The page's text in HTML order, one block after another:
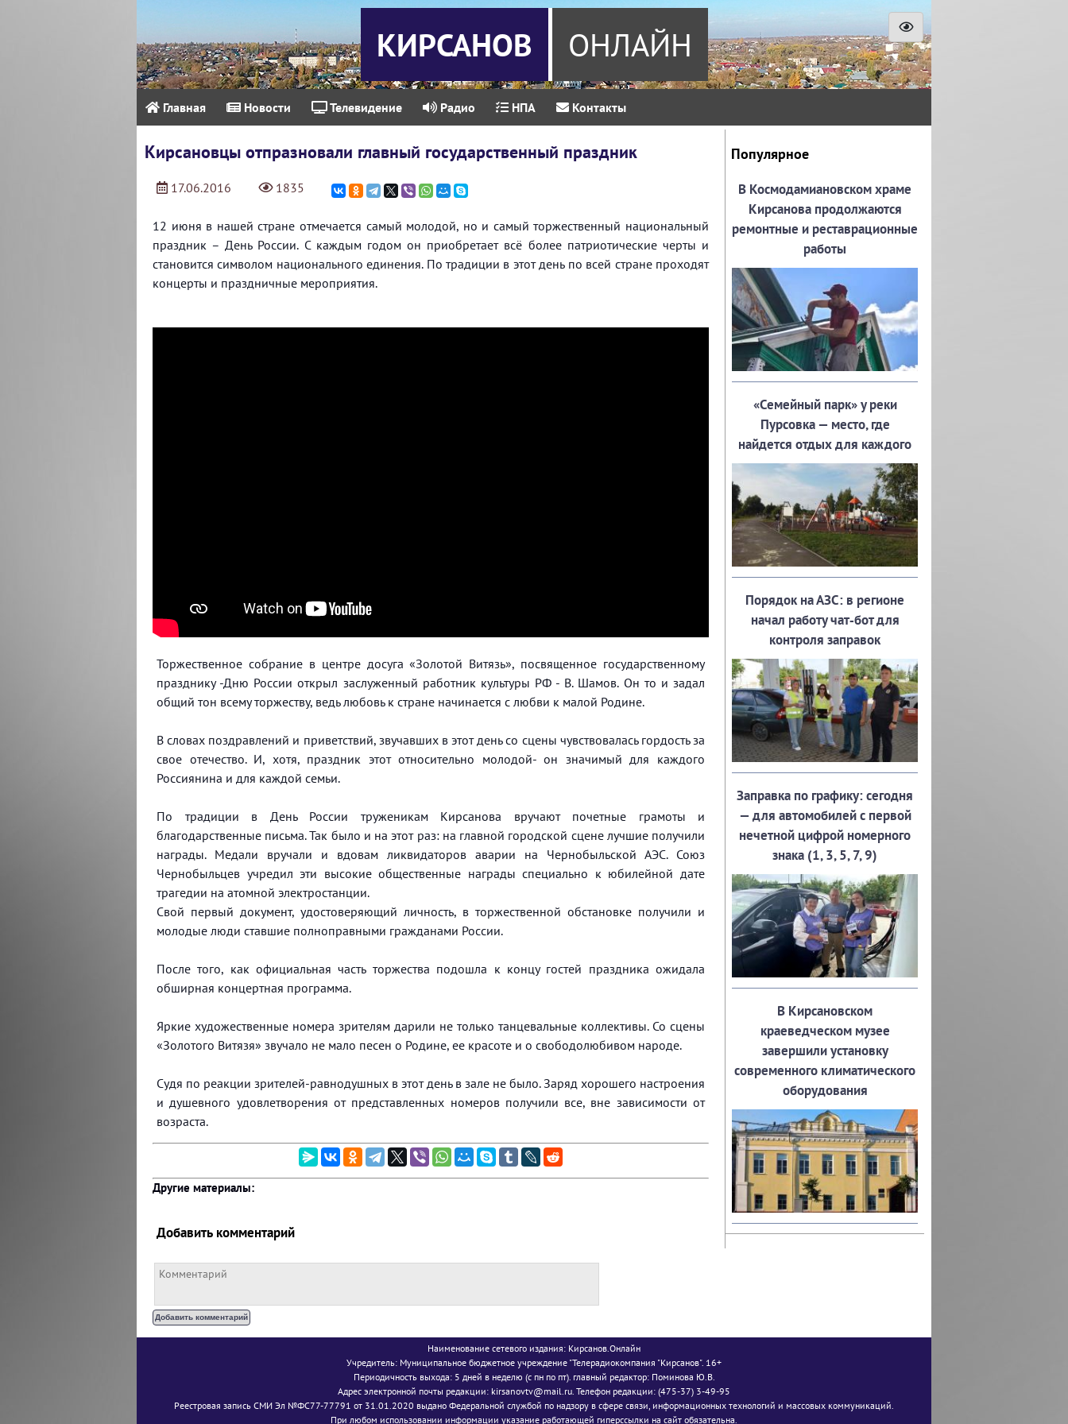
КИРСАНОВ ОНЛАЙН
Главная Новости Телевидение Радио НПА Контакты
Кирсановцы отпразновали главный государственный праздник
17.06.2016 1835
12 июня в нашей стране отмечается самый молодой, но и самый торжественный национальный
праздник – День России. C каждым годом он приобретает всё более патриотические черты и
становится символом национального единения. По традиции в этот день по всей стране проходят
концерты и праздничные мероприятия.
Торжественное собрание в центре досуга «Золотой Витязь», посвященное государственному
празднику -Дню России открыл заслуженный работник культуры РФ - В. Шамов. Он то и задал
общий тон всему торжеству, ведь любовь к стране начинается с любви к малой Родине.
В словах поздравлений и приветствий, звучавших в этот день со сцены чувствовалась гордость за
свое отечество. И, хотя, праздник этот относительно молодой- он значимый для каждого
Россиянина и для каждой семьи.
По традиции в День России труженикам Кирсанова вручают почетные грамоты и
благодарственные письма. Так было и на этот раз: на главной городской сцене лучшие получили
награды. Медали вручали и вдовам ликвидаторов аварии на Чернобыльской АЭС. Союз
Чернобыльцев учредил эти высокие общественные награды специально к юбилейной дате
трагедии на атомной электростанции.
Свой первый документ, удостоверяющий личность, в торжественной обстановке получили и
молодые люди ставшие полноправными гражданами России.
После того, как официальная часть торжества подошла к концу гостей праздника ожидала
обширная концертная программа.
Яркие художественные номера зрителям дарили не только танцевальные коллективы. Со сцены
«Золотого Витязя» звучало не мало песен о Родине, ее красоте и о свободолюбивом народе.
Судя по реакции зрителей-равнодушных в этот день в зале не было. Заряд хорошего настроения
и душевного удовлетворения от представленных номеров получили все, вне зависимости от
возраста.
Другие материалы:
Добавить комментарий
Популярное
В Космодамиановском храме
Кирсанова продолжаются
ремонтные и реставрационные
работы
«Семейный парк» у реки
Пурсовка — место, где
найдется отдых для каждого
Порядок на АЗС: в регионе
начал работу чат‑бот для
контроля заправок
Заправка по графику: сегодня
— для автомобилей с первой
нечетной цифрой номерного
знака (1, 3, 5, 7, 9)
В Кирсановском
краеведческом музее
завершили установку
современного климатического
оборудования
Наименование сетевого издания: Кирсанов.Онлайн
Учредитель: Муниципальное бюджетное учреждение "Телерадиокомпания "Кирсанов". 16+
Периодичность выхода: 5 дней в неделю (с пн по пт). главный редактор: Поминова Ю.В.
Адрес электронной почты редакции: kirsanovtv@mail.ru. Телефон редакции: (475-37) 3-49-95
Реестровая запись СМИ Эл №ФС77-77791 от 31.01.2020 выдано Федеральной службой по надзору в сфере связи, информационных технологий и массовых коммуникаций.
При любом использовании информации указание работающей гиперссылки на сайт обязательна.